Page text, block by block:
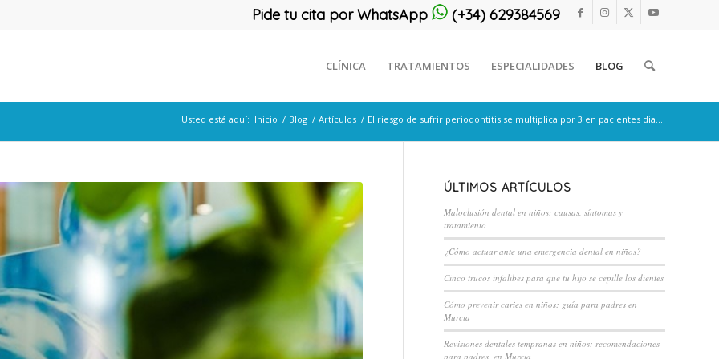
Pide tu cita por WhatsApp (+34) 629384569
CLÍNICA TRATAMIENTOS ESPECIALIDADES BLOG
Usted está aquí: Inicio / Blog / Artículos / El riesgo de sufrir periodontitis se multiplica por 3 en pacientes dia...
ÚLTIMOS ARTÍCULOS
Maloclusión dental en niños: causas, síntomas y
tratamiento
¿Cómo actuar ante una emergencia dental en niños?
Cinco trucos infalibes para que tu hijo se cepille los dientes
Cómo prevenir caries en niños: guía para padres en
Murcia
Revisiones dentales tempranas en niños: recomendaciones
para padres, en Murcia